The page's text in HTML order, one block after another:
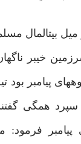
بيت‏المال
خيبر
پيامبر بود
همگى
پيامبر